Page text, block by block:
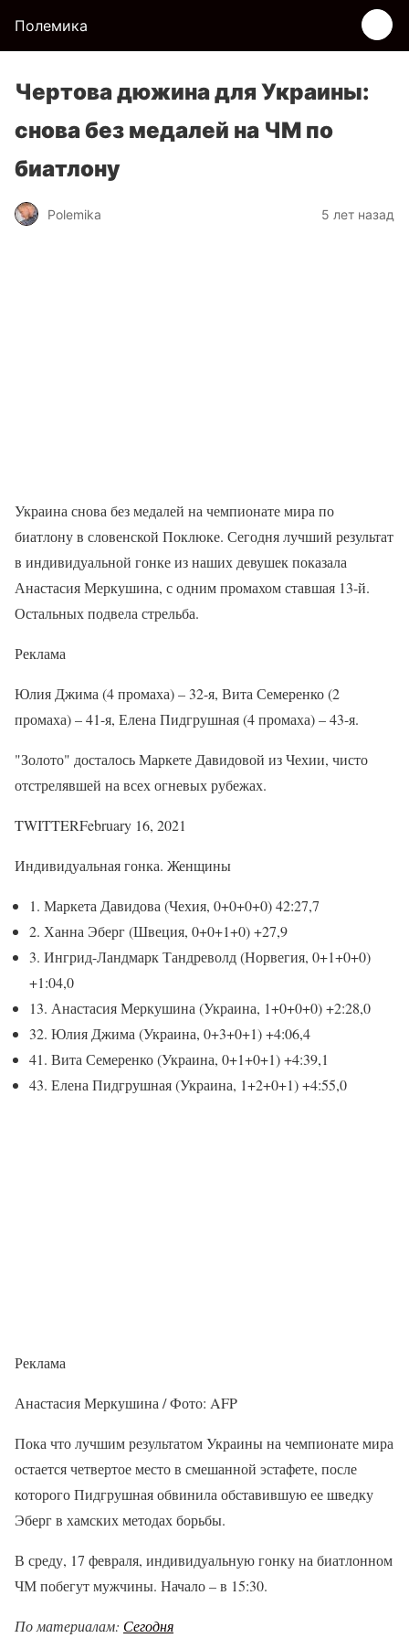
Полемика
Чертова дюжина для Украины:
снова без медалей на ЧМ по
биатлону
Polemika 5 лет назад
Украина снова без медалей на чемпионате мира по
биатлону в словенской Поклюке. Сегодня лучший результат
в индивидуальной гонке из наших девушек показала
Анастасия Меркушина, с одним промахом ставшая 13-й.
Остальных подвела стрельба.
Реклама
Юлия Джима (4 промаха) – 32-я, Вита Семеренко (2
промаха) – 41-я, Елена Пидгрушная (4 промаха) – 43-я.
"Золото" досталось Маркете Давидовой из Чехии, чисто
отстрелявшей на всех огневых рубежах.
TWITTERFebruary 16, 2021
Индивидуальная гонка. Женщины
1. Маркета Давидова (Чехия, 0+0+0+0) 42:27,7
2. Ханна Эберг (Швеция, 0+0+1+0) +27,9
3. Ингрид-Ландмарк Тандреволд (Норвегия, 0+1+0+0)
+1:04,0
13. Анастасия Меркушина (Украина, 1+0+0+0) +2:28,0
32. Юлия Джима (Украина, 0+3+0+1) +4:06,4
41. Вита Семеренко (Украина, 0+1+0+1) +4:39,1
43. Елена Пидгрушная (Украина, 1+2+0+1) +4:55,0
Реклама
Анастасия Меркушина / Фото: AFP
Пока что лучшим результатом Украины на чемпионате мира
остается четвертое место в смешанной эстафете, после
которого Пидгрушная обвинила обставившую ее шведку
Эберг в хамских методах борьбы.
В среду, 17 февраля, индивидуальную гонку на биатлонном
ЧМ побегут мужчины. Начало – в 15:30.
По материалам: Сегодня